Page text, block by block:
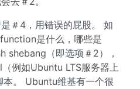
＃4，用错误的屁股。 如
是什么，哪些是
shebang（即选项＃2），
例如Ubuntu LTS服务器上
。 Ubuntu维基有一个很